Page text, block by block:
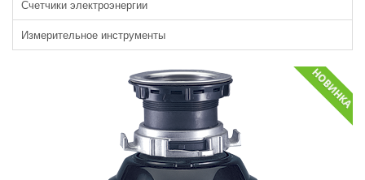
Счетчики электроэнергии
Измерительное инструменты
НОВИНКА